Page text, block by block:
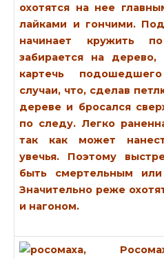
охотятся на нее
лайками и гончими.
начинает кружить
забирается на
картечь
случаи, что, сделав
дереве и бросался
по следу. Легко
так как может
увечья. Поэтому
быть смертельным
Значительно реже
и нагоном.